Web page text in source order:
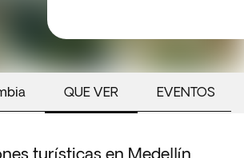
QUE VER EVENTOS
turísticas en Medellín